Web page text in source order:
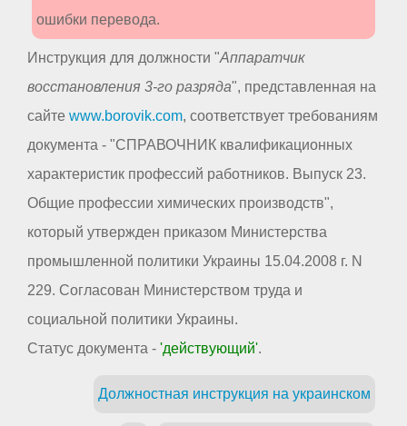
ошибки перевода.
Инструкция для должности "Аппаратчик
восстановления 3-го разряда", представленная на
сайте www.borovik.com, соответствует требованиям
документа - "СПРАВОЧНИК квалификационных
характеристик профессий работников. Выпуск 23.
Общие профессии химических производств",
который утвержден приказом Министерства
промышленной политики Украины 15.04.2008 г. N
229. Согласован Министерством труда и
социальной политики Украины.
Статус документа - 'действующий'.
Должностная инструкция на украинском